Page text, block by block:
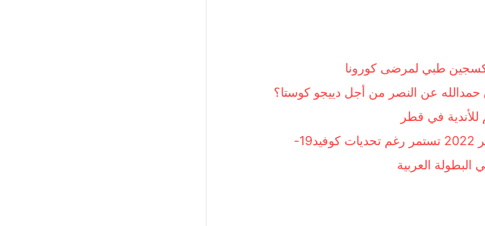
طبي لمرضى كورونا
عن النصر من أجل دييجو كوستا؟
للأندية في قطر
البطولة العربية